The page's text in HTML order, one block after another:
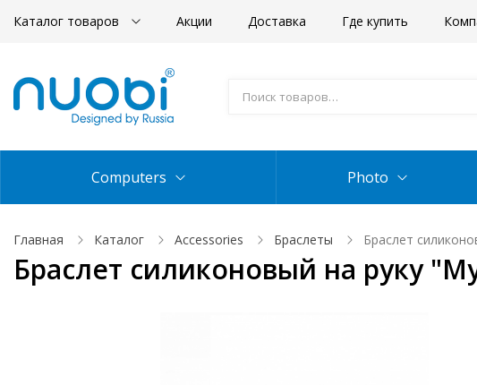
Каталог товаров Акции Доставка Где купить
Computers Photo
Главная Каталог Accessories Браслеты Браслет
Браслет силиконовый на руку